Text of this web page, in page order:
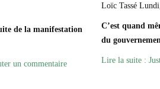
de la manifestation
un commentaire
Loïc Tassé
C’est quand
du
Lire la suite :